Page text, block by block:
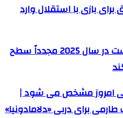
بازی با استقلال وارد
بیت‌کوین ممکن است در سال 2025 مجدداً سطح
امروز مشخص می شود |
برای دربی «دلامادونیا»